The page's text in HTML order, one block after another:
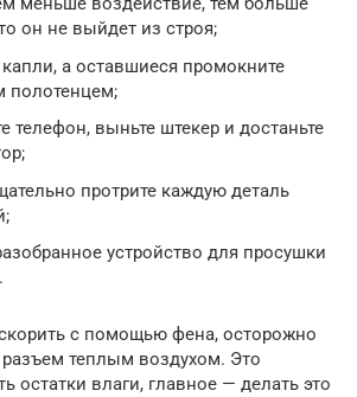
он не выйдет из строя;
капли, а оставшиеся промокните
телефон, выньте штекер и достаньте
протрите каждую деталь
устройство для просушки
с помощью фена, осторожно
теплым воздухом. Это
остатки влаги, главное — делать это